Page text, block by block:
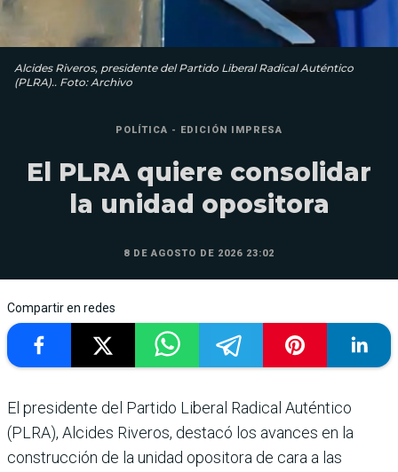
Alcides Riveros, presidente del Partido Liberal Radical Auténtico
(PLRA).. Foto: Archivo
POLÍTICA - EDICIÓN IMPRESA
El PLRA quiere consolidar
la unidad opositora
8 DE AGOSTO DE 2026 23:02
Compartir en redes
El presidente del Partido Liberal Radical Auténtico
(PLRA), Alcides Riveros, destacó los avances en la
construcción de la unidad opositora de cara a las